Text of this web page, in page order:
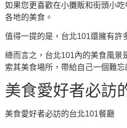
如果您更喜歡在小攤販和街頭小
各地的美食。
值得一提的是，台北101還擁有許
總而言之，台北101內的美食風景
索其美食場所，帶給自己一個難忘
美食愛好者必訪
美食愛好者必訪的台北101餐廳